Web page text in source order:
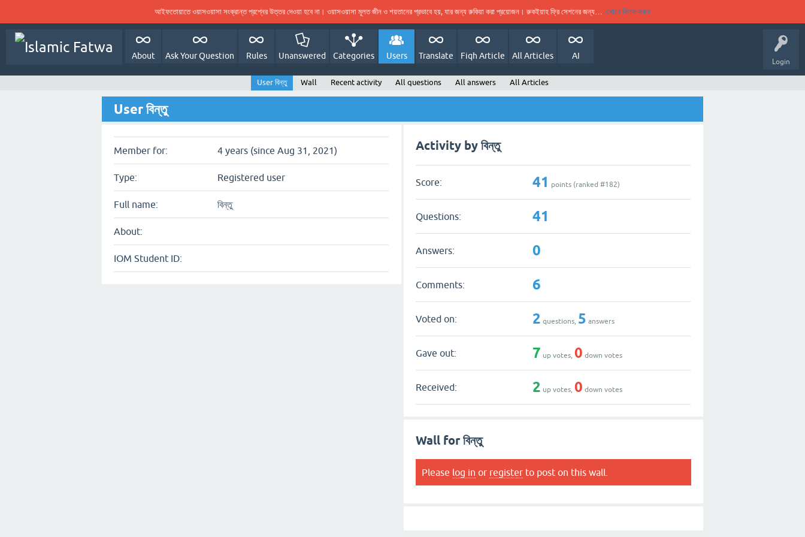
আইফতোয়াতে ওয়াসওয়াসা সংক্রান্ত প্রশ্নের উত্তর দেওয়া হবে না। ওয়াসওয়াসা মূলত জীন ও শয়তানের প্রভাবে হয়, যার জন্য রুকিয়া করা প্রয়োজন। রুকইয়াহ ফ্রি সেশনের জন্য… এখানে ক্লিক করুন
Login
About Ask Your Question Rules Unanswered Categories Users Translate Fiqh Article All Articles AI
User বিন্তু Wall Recent activity All questions All answers All Articles
User বিন্তু
Member for: 4 years (since Aug 31, 2021)
Type: Registered user
Full name: বিন্তু
About:
IOM Student ID:
Activity by বিন্তু
Score: 41 points (ranked #182)
Questions: 41
Answers: 0
Comments: 6
Voted on: 2 questions, 5 answers
Gave out: 7 up votes,0 down votes
Received: 2 up votes,0 down votes
Wall for বিন্তু
Please log in or register to post on this wall.